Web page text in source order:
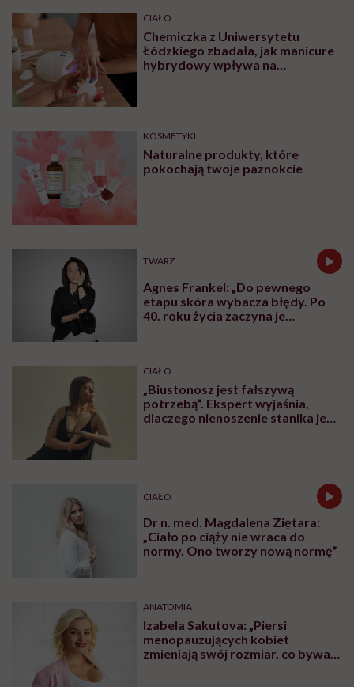
CIAŁO
Chemiczka z Uniwersytetu
Łódzkiego zbadała, jak manicure
hybrydowy wpływa na
KOSMETYKI
Naturalne produkty, które
pokochają twoje paznokcie
TWARZ
Agnes Frankel: „Do pewnego
etapu skóra wybacza błędy. Po
40. roku życia zaczyna je
CIAŁO
„Biustonosz jest fałszywą
potrzebą”. Ekspert wyjaśnia,
dlaczego nienoszenie stanika jest
CIAŁO
Dr n. med. Magdalena Ziętara:
„Ciało po ciąży nie wraca do
normy. Ono tworzy nową normę”
ANATOMIA
Izabela Sakutova: „Piersi
menopauzujących kobiet
zmieniają swój rozmiar, co bywa